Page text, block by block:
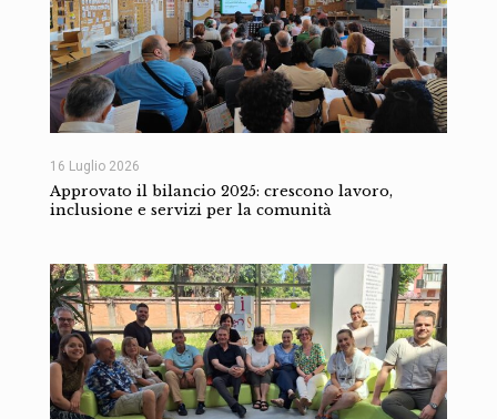
16 Luglio 2026
Approvato il bilancio 2025: crescono lavoro,
inclusione e servizi per la comunità